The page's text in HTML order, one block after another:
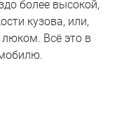
более высокой,
кузова, или,
Всё это в